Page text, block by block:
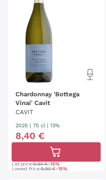
Chardonnay 'Bottega
Vinai' Cavit
CAVIT
2025 75 cl | 13%
8,40 €
List price:9,90 €-15%
Lowest Price:9,90 €-15%